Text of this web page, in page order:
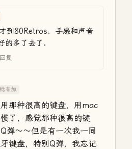
到80Retros，手感和声音
的多了去了，
回复
有加
那种很高的键盘，用mac
了，感觉那种很高的键
弹～～但是有一次我一同
键盘，特别Q弹，我忘记